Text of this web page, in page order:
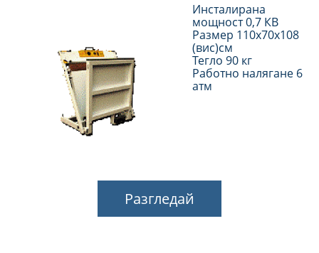
Инсталирана
мощност 0,7 КВ
Размер 110х70х108
(вис)см
Тегло 90 кг
Работно налягане 6
атм
Разгледай